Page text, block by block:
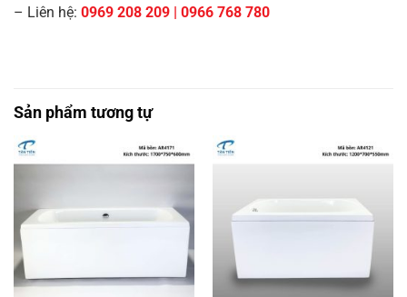
– Liên hệ: 0969 208 209 | 0966 768 780
Sản phẩm tương tự